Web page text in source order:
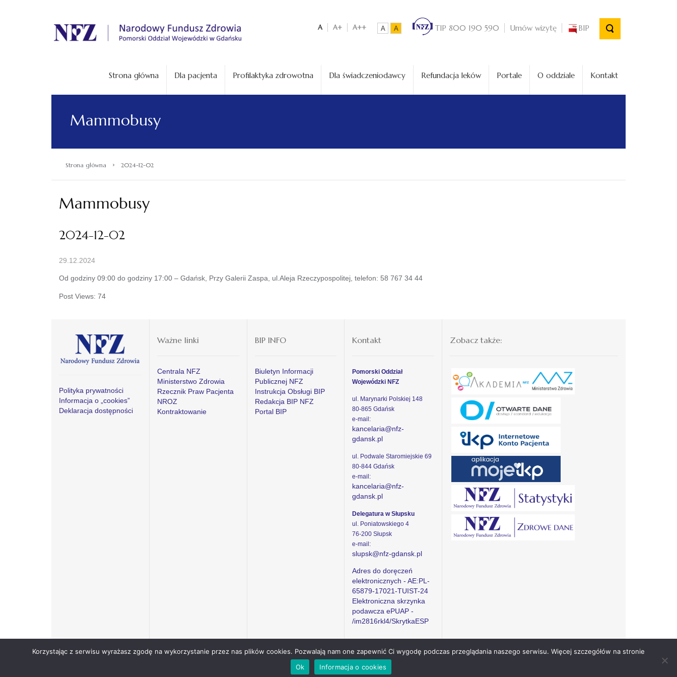
. A A+ A++ A A TIP 800 190 590 Umów wizytę BIP
Strona główna Dla pacjenta Profilaktyka zdrowotna Dla świadczeniodawcy Refundacja leków Portale O oddziale Kontakt
Mammobusy
Strona główna › 2024-12-02
Mammobusy
2024-12-02
29.12.2024
Od godziny 09:00 do godziny 17:00 – Gdańsk, Przy Galerii Zaspa, ul.Aleja Rzeczypospolitej, telefon: 58 767 34 44
Post Views: 74
Polityka prywatności
Informacja o „cookies”
Deklaracja dostępności
Ważne linki
Centrala NFZ
Ministerstwo Zdrowia
Rzecznik Praw Pacjenta
NROZ
Kontraktowanie
BIP INFO
Biuletyn Informacji
Publicznej NFZ
Instrukcja Obsługi BIP
Redakcja BIP NFZ
Portal BIP
Kontakt
Pomorski Oddział
Wojewódzki NFZ
ul. Marynarki Polskiej 148
80-865 Gdańsk
e-mail:
kancelaria@nfz-
gdansk.pl
ul. Podwale Staromiejskie 69
80-844 Gdańsk
e-mail:
kancelaria@nfz-
gdansk.pl
Delegatura w Słupsku
ul. Poniatowskiego 4
76-200 Słupsk
e-mail:
slupsk@nfz-gdansk.pl
Adres do doręczeń
elektronicznych - AE:PL-
65879-17021-TUIST-24
Elektroniczna skrzynka
podawcza ePUAP -
/im2816rkl4/SkrytkaESP
Zobacz także:
Copyright © Narodowy Fundusz Zdrowia 2024.
Korzystając z serwisu wyrażasz zgodę na wykorzystanie przez nas plików cookies. Pozwalają nam one zapewnić Ci wygodę podczas przeglądania naszego serwisu. Więcej szczegółów na stronie
Ok
Informacja o cookies